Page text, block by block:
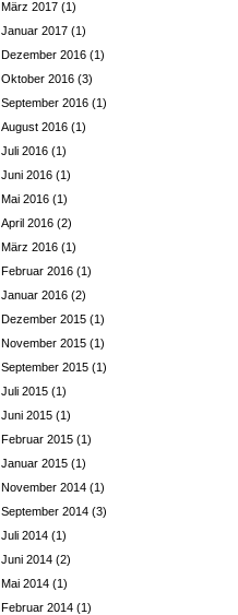
März 2017(1)
Januar 2017(1)
Dezember 2016(1)
Oktober 2016(3)
September 2016(1)
August 2016(1)
Juli 2016(1)
Juni 2016(1)
Mai 2016(1)
April 2016(2)
März 2016(1)
Februar 2016(1)
Januar 2016(2)
Dezember 2015(1)
November 2015(1)
September 2015(1)
Juli 2015(1)
Juni 2015(1)
Februar 2015(1)
Januar 2015(1)
November 2014(1)
September 2014(3)
Juli 2014(1)
Juni 2014(2)
Mai 2014(1)
Februar 2014(1)